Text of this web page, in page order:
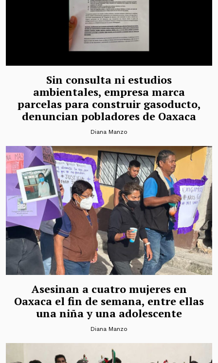
Sin consulta ni estudios
ambientales, empresa marca
parcelas para construir gasoducto,
denuncian pobladores de Oaxaca
Diana Manzo
Asesinan a cuatro mujeres en
Oaxaca el fin de semana, entre ellas
una niña y una adolescente
Diana Manzo